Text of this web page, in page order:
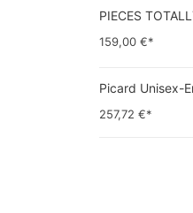
159,00 €*
257,72 €*